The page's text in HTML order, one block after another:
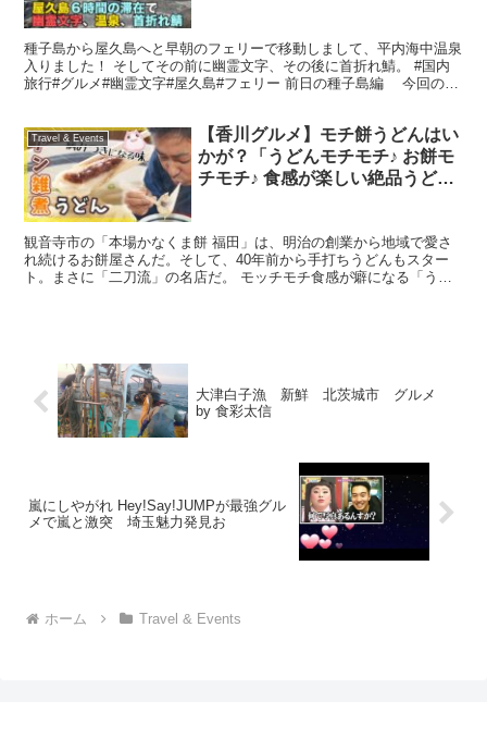
種子島から屋久島へと早朝のフェリーで移動しまして、平内海中温泉
入りました！ そしてその前に幽霊文字、その後に首折れ鯖。 #国内
旅行#グルメ#幽霊文字#屋久島#フェリー 前日の種子島編 今回の旅
Travel & Events
【香川グルメ】モチ餅うどんはい
かが？「うどんモチモチ♪ お餅モ
チモチ♪ 食感が楽しい絶品うど
観音寺市の「本場かなくま餅 福田」は、明治の創業から地域で愛さ
れ続けるお餅屋さんだ。そして、40年前から手打ちうどんもスター
ト。まさに「二刀流」の名店だ。 モッチモチ食感が癖になる「うど
大津白子漁 新鮮 北茨城市 グルメ
by 食彩太信
嵐にしやがれ Hey!Say!JUMPが最強グル
メで嵐と激突 埼玉魅力発見お
ホーム Travel & Events